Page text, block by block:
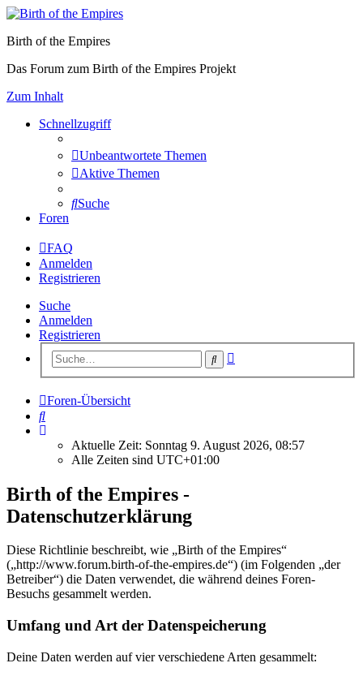
Birth of the Empires
Das Forum zum Birth of the Empires Projekt
Zum Inhalt
Schnellzugriff
Unbeantwortete Themen
Aktive Themen
Suche
Foren
FAQ
Anmelden
Registrieren
Suche
Anmelden
Registrieren
Suche
Foren-Übersicht
Suche
Aktuelle Zeit: Sonntag 9. August 2026, 08:57
Alle Zeiten sind UTC+01:00
Birth of the Empires -
Datenschutzerklärung
Diese Richtlinie beschreibt, wie „Birth of the Empires“
(„http://www.forum.birth-of-the-empires.de“) (im Folgenden „der
Betreiber“) die Daten verwendet, die während deines Foren-
Besuchs gesammelt werden.
Umfang und Art der Datenspeicherung
Deine Daten werden auf vier verschiedene Arten gesammelt: